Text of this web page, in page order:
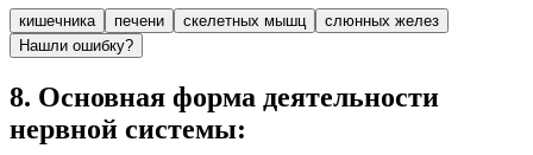
кишечника печени скелетных мышц
слюнных желез
Нашли ошибку?
8. Основная форма деятельности
нервной системы: